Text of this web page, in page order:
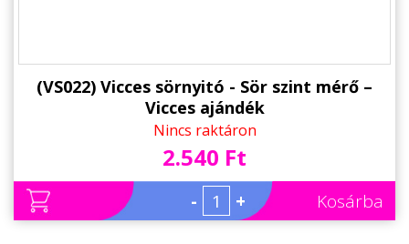
(VS022) Vicces sörnyitó - Sör szint mérő –
Vicces ajándék
Nincs raktáron
2.540 Ft
- + Kosárba